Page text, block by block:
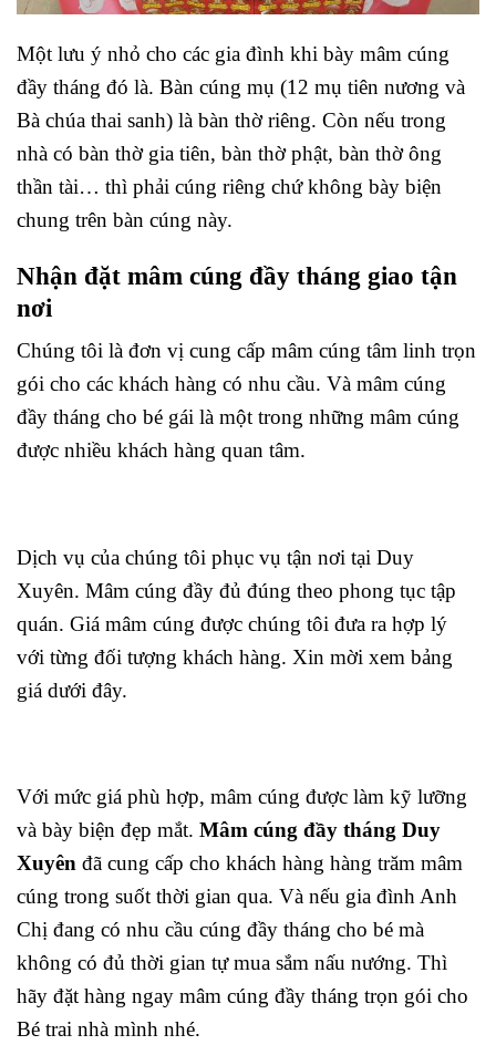
Một lưu ý nhỏ cho các gia đình khi bày mâm cúng
đầy tháng đó là. Bàn cúng mụ (12 mụ tiên nương và
Bà chúa thai sanh) là bàn thờ riêng. Còn nếu trong
nhà có bàn thờ gia tiên, bàn thờ phật, bàn thờ ông
thần tài… thì phải cúng riêng chứ không bày biện
chung trên bàn cúng này.
Nhận đặt mâm cúng đầy tháng giao tận
nơi
Chúng tôi là đơn vị cung cấp mâm cúng tâm linh trọn
gói cho các khách hàng có nhu cầu. Và mâm cúng
đầy tháng cho bé gái là một trong những mâm cúng
được nhiều khách hàng quan tâm.
Dịch vụ của chúng tôi phục vụ tận nơi tại Duy
Xuyên. Mâm cúng đầy đủ đúng theo phong tục tập
quán. Giá mâm cúng được chúng tôi đưa ra hợp lý
với từng đối tượng khách hàng. Xin mời xem bảng
giá dưới đây.
Với mức giá phù hợp, mâm cúng được làm kỹ lưỡng
và bày biện đẹp mắt. Mâm cúng đầy tháng Duy
Xuyên đã cung cấp cho khách hàng hàng trăm mâm
cúng trong suốt thời gian qua. Và nếu gia đình Anh
Chị đang có nhu cầu cúng đầy tháng cho bé mà
không có đủ thời gian tự mua sắm nấu nướng. Thì
hãy đặt hàng ngay mâm cúng đầy tháng trọn gói cho
Bé trai nhà mình nhé.